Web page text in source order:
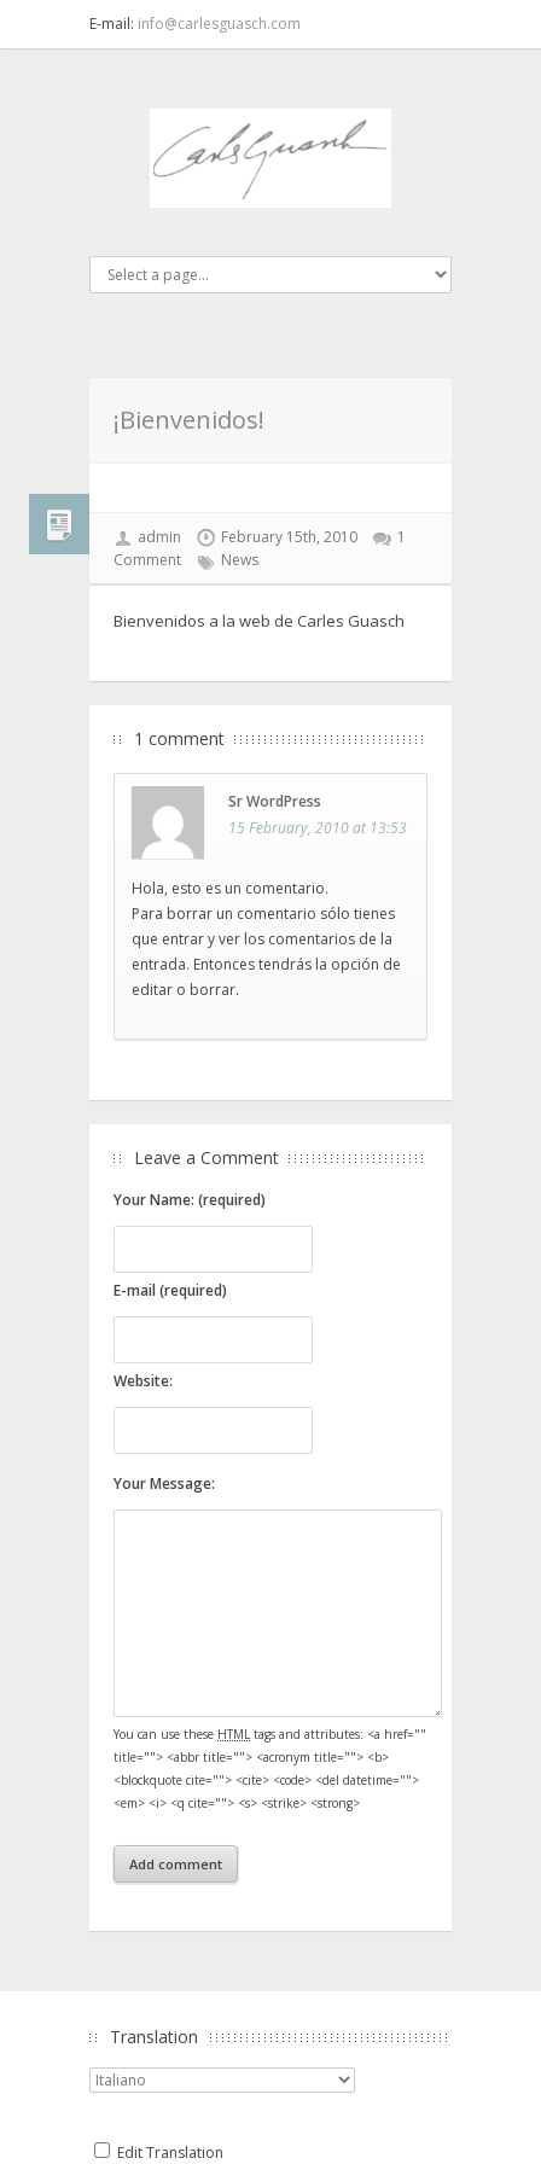
E-mail: info@carlesguasch.com
¡Bienvenidos!
admin February 15th, 2010
1
Comment
News
Bienvenidos a la web de Carles Guasch
1 comment
Sr WordPress
15 February, 2010 at 13:53
Hola, esto es un comentario.
Para borrar un comentario sólo tienes
que entrar y ver los comentarios de la
entrada. Entonces tendrás la opción de
editar o borrar.
Leave a Comment
Your Name: (required)
E-mail (required)
Website:
Your Message:
You can use these HTML tags and attributes: <a href=""
title=""> <abbr title=""> <acronym title=""> <b>
<blockquote cite=""> <cite> <code> <del datetime="">
<em> <i> <q cite=""> <s> <strike> <strong>
Translation
Edit Translation